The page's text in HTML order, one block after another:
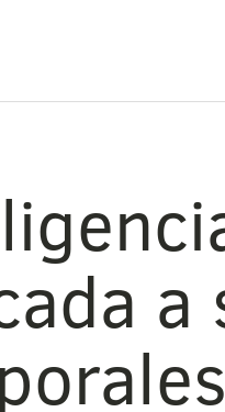
a